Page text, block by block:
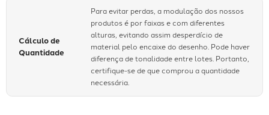
Cálculo de
Quantidade
Para evitar perdas, a modulação dos nossos
produtos é por faixas e com diferentes
alturas, evitando assim desperdício de
material pelo encaixe do desenho. Pode haver
diferença de tonalidade entre lotes. Portanto,
certifique-se de que comprou a quantidade
necessária.